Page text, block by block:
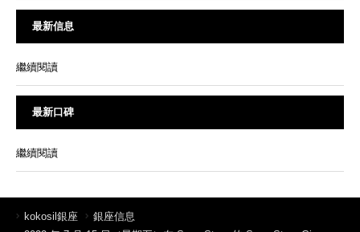
最新信息
繼續閱讀
最新口碑
繼續閱讀
kokosil銀座
銀座信息